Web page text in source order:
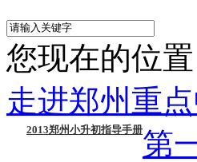
您现在的位置
走进郑州重
2013郑州小升初指导手册第